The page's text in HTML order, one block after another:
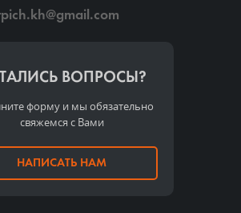
ВОПРОСЫ?
форму и мы обязательно
свяжемся с Вами
НАПИСАТЬ НАМ